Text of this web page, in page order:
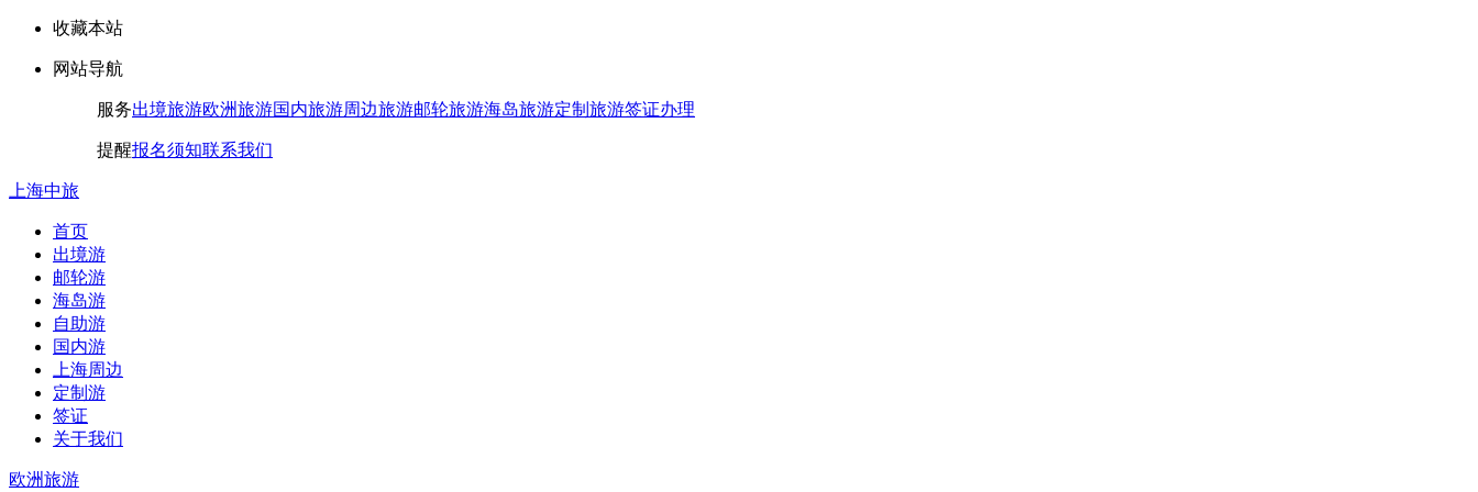
收藏本站
网站导航
服务出境旅游欧洲旅游国内旅游周边旅游邮轮旅游海岛旅游定制旅游签证办理
提醒报名须知联系我们
上海中旅
首页
出境游
邮轮游
海岛游
自助游
国内游
上海周边
定制游
签证
关于我们
欧洲旅游